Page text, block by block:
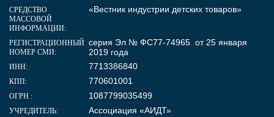
СРЕДСТВО
МАССОВОЙ
ИНФОРМАЦИИ:
«Вестник индустрии детских товаров»
РЕГИСТРАЦИОННЫЙ
НОМЕР СМИ:
серия Эл № ФС77-74965 от 25 января
2019 года
ИНН: 7713386840
КПП: 770601001
ОГРН : 1087799035499
УЧРЕДИТЕЛЬ: Ассоциация «АИДТ»